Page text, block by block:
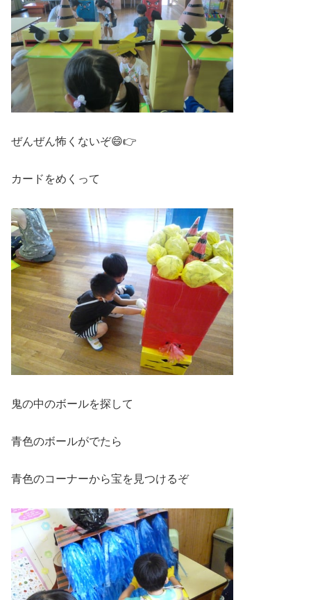
ぜんぜん怖くないぞ😄👉
カードをめくって
鬼の中のボールを探して
青色のボールがでたら
青色のコーナーから宝を見つけるぞ